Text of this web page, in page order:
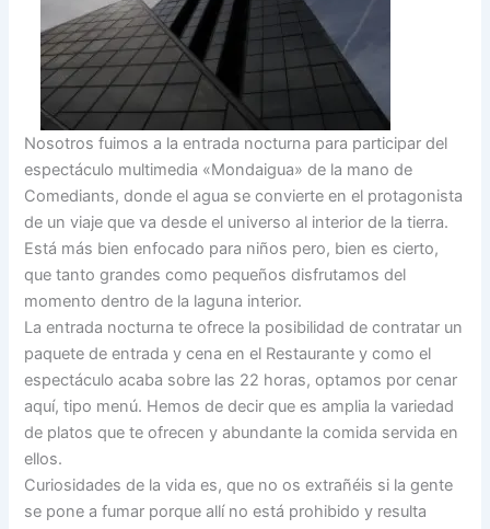
Nosotros fuimos a la entrada nocturna para participar del
espectáculo multimedia «Mondaigua» de la mano de
Comediants, donde el agua se convierte en el protagonista
de un viaje que va desde el universo al interior de la tierra.
Está más bien enfocado para niños pero, bien es cierto,
que tanto grandes como pequeños disfrutamos del
momento dentro de la laguna interior.
La entrada nocturna te ofrece la posibilidad de contratar un
paquete de entrada y cena en el Restaurante y como el
espectáculo acaba sobre las 22 horas, optamos por cenar
aquí, tipo menú. Hemos de decir que es amplia la variedad
de platos que te ofrecen y abundante la comida servida en
ellos.
Curiosidades de la vida es, que no os extrañéis si la gente
se pone a fumar porque allí no está prohibido y resulta